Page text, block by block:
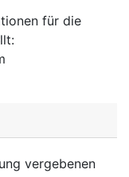
für die
:
vergebenen